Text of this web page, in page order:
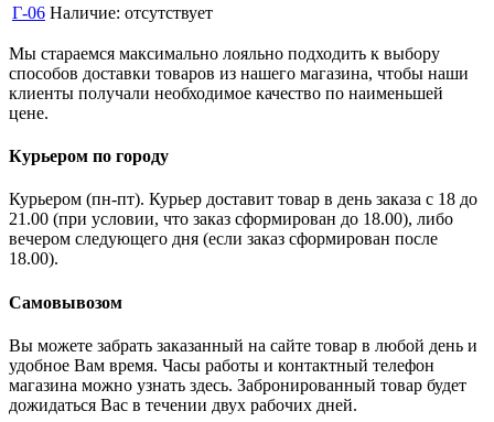
Г-06 Наличие: отсутствует
Мы стараемся максимально лояльно подходить к выбору
способов доставки товаров из нашего магазина, чтобы наши
клиенты получали необходимое качество по наименьшей
цене.
Курьером по городу
Курьером (пн-пт). Курьер доставит товар в день заказа с 18 до
21.00 (при условии, что заказ сформирован до 18.00), либо
вечером следующего дня (если заказ сформирован после
18.00).
Самовывозом
Вы можете забрать заказанный на сайте товар в любой день и
удобное Вам время. Часы работы и контактный телефон
магазина можно узнать здесь. Забронированный товар будет
дожидаться Вас в течении двух рабочих дней.